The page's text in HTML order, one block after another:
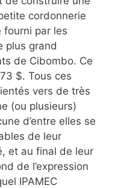
cordonnerie
fourni par les
plus grand
de Cibombo. Ce
$. Tous ces
vers de très
(ou plusieurs)
d’entre elles se
de leur
et au final de leur
de l’expression
IPAMEC